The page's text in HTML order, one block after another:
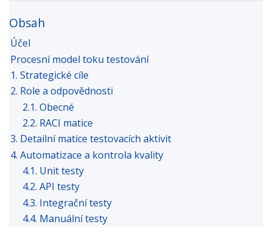
Obsah
Účel
Procesní model toku testování
1. Strategické cíle
2. Role a odpovědnosti
2.1. Obecné
2.2. RACI matice
3. Detailní matice testovacích aktivit
4. Automatizace a kontrola kvality
4.1. Unit testy
4.2. API testy
4.3. Integrační testy
4.4. Manuální testy